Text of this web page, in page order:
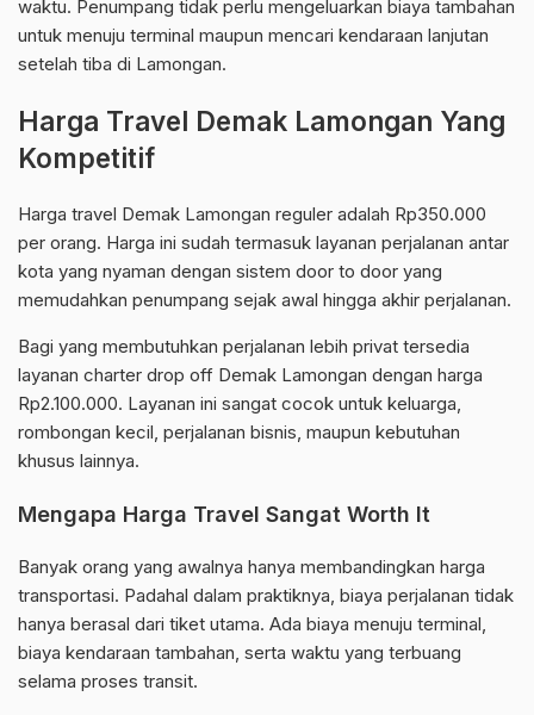
waktu. Penumpang tidak perlu mengeluarkan biaya tambahan
untuk menuju terminal maupun mencari kendaraan lanjutan
setelah tiba di Lamongan.
Harga Travel Demak Lamongan Yang
Kompetitif
Harga travel Demak Lamongan reguler adalah Rp350.000
per orang. Harga ini sudah termasuk layanan perjalanan antar
kota yang nyaman dengan sistem door to door yang
memudahkan penumpang sejak awal hingga akhir perjalanan.
Bagi yang membutuhkan perjalanan lebih privat tersedia
layanan charter drop off Demak Lamongan dengan harga
Rp2.100.000. Layanan ini sangat cocok untuk keluarga,
rombongan kecil, perjalanan bisnis, maupun kebutuhan
khusus lainnya.
Mengapa Harga Travel Sangat Worth It
Banyak orang yang awalnya hanya membandingkan harga
transportasi. Padahal dalam praktiknya, biaya perjalanan tidak
hanya berasal dari tiket utama. Ada biaya menuju terminal,
biaya kendaraan tambahan, serta waktu yang terbuang
selama proses transit.